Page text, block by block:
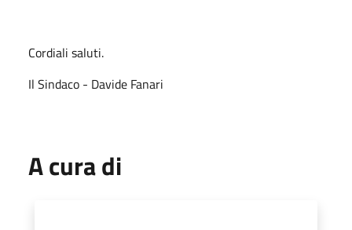
Cordiali saluti.
Il Sindaco - Davide Fanari
A cura di